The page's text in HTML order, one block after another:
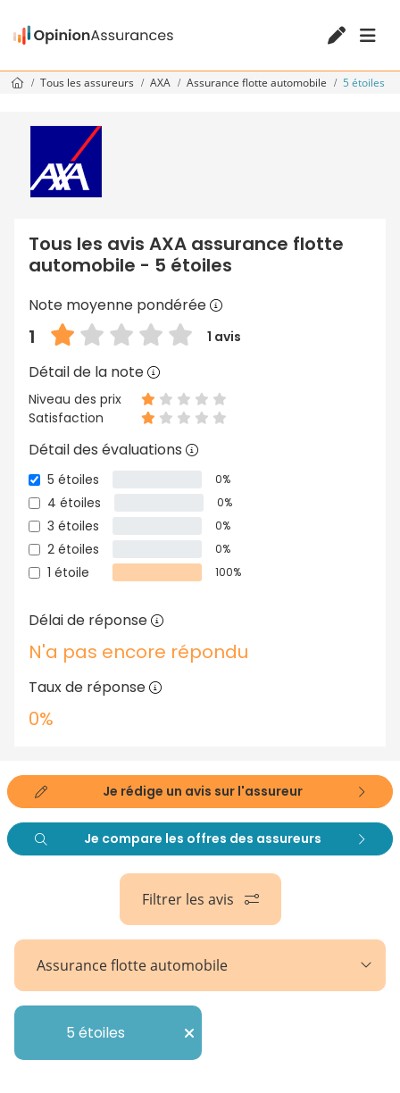
Tous les assureurs AXA Assurance flotte automobile 5 étoiles
Tous les avis AXA assurance flotte
automobile - 5 étoiles
Note moyenne pondérée
1 1 avis
Détail de la note
Niveau des prix
Satisfaction
Détail des évaluations
5 étoiles 0%
4 étoiles 0%
3 étoiles 0%
2 étoiles 0%
1 étoile 100%
Délai de réponse
N'a pas encore répondu
Taux de réponse
0%
Je rédige un avis sur l'assureur
Je compare les offres des assureurs
Filtrer les avis
Assurance flotte automobile
5 étoiles